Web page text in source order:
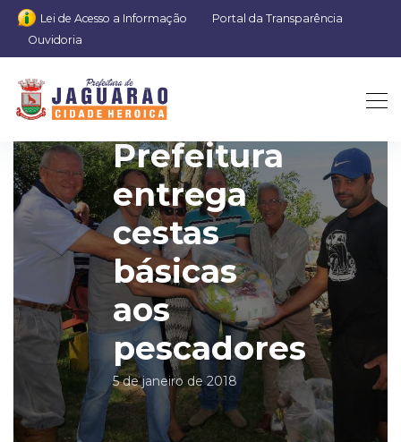
Lei de Acesso a Informação
Portal da Transparência
Ouvidoria
Prefeitura
entrega
cestas
básicas
aos
pescadores
5 de janeiro de 2018